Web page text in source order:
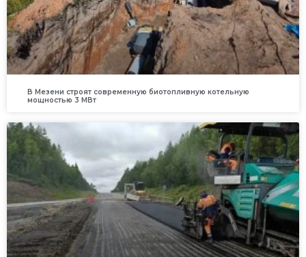
В Мезени строят современную биотопливную котельную
мощностью 3 МВт